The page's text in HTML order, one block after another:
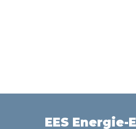
EES Energie-